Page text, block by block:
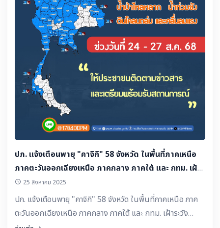
ปภ. แจ้งเตือนพายุ "คาจิกิ" 58 จังหวัด ในพื้นที่ภาคเหนือ
ภาคตะวันออกเฉียงเหนือ ภาคกลาง ภาคใต้ และ กทม. เฝ้า
ระวังสถานการณ์น้ำท่วมฉับพลัน น้ำป่าไหลหลาก น้ำท่วมขัง
ดินโคลนถล่ม และคลื่นลมแรง ช่วงวันที่ 24 - 27 ส.ค. 68
25 สิงหาคม 2025
ปภ. แจ้งเตือนพายุ "คาจิกิ" 58 จังหวัด ในพื้นที่ภาคเหนือ ภาค
ตะวันออกเฉียงเหนือ ภาคกลาง ภาคใต้ และ กทม. เฝ้าระวัง